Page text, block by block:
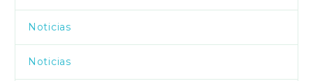
Noticias
Noticias